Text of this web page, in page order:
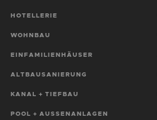
HOTELLERIE
WOHNBAU
EINFAMILIENHÄUSER
ALTBAUSANIERUNG
KANAL + TIEFBAU
POOL + AUSSENANLAGEN